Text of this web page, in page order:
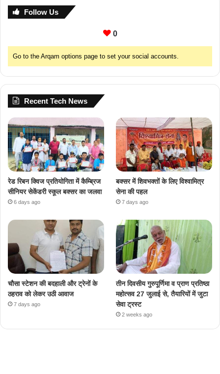
Follow Us
0
Go to the Arqam options page to set your social accounts.
Recent Tech News
रेड रिबन क्विज प्रतियोगिता में कैम्ब्रिज
सीनियर सेकेंडरी स्कूल बक्सर का जलवा
6 days ago
बक्सर में शिवभक्तों के लिए विश्वामित्र
सेना की पहल
7 days ago
चौसा स्टेशन की बदहाली और ट्रेनों के
ठहराव को लेकर उठी आवाज
7 days ago
तीन दिवसीय गुरुपूर्णिमा व प्राण प्रतिष्ठा
महोत्सव 27 जुलाई से, तैयारियों में जुटा
सेवा ट्रस्ट
2 weeks ago